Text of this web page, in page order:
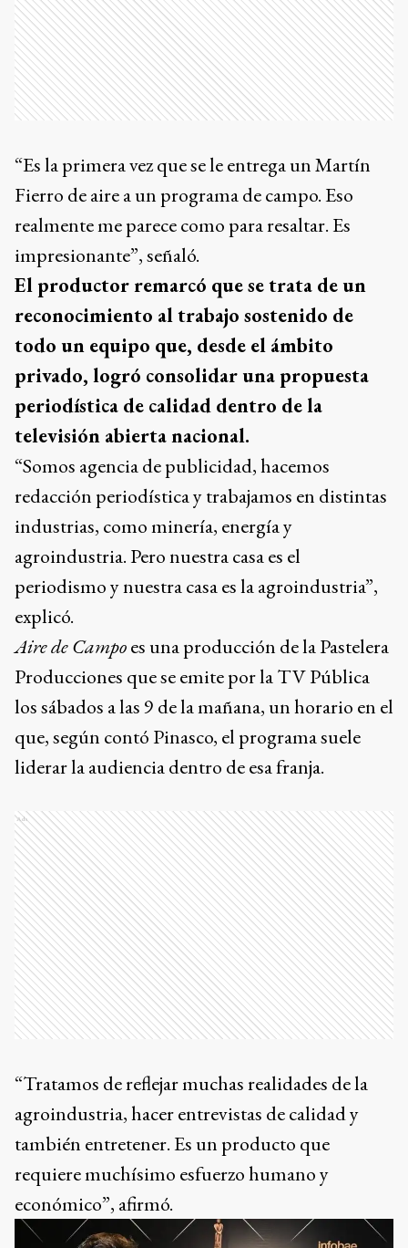
“Es la primera vez que se le entrega un Martín
Fierro de aire a un programa de campo. Eso
realmente me parece como para resaltar. Es
impresionante”, señaló.
El productor remarcó que se trata de un
reconocimiento al trabajo sostenido de
todo un equipo que, desde el ámbito
privado, logró consolidar una propuesta
periodística de calidad dentro de la
televisión abierta nacional.
“Somos agencia de publicidad, hacemos
redacción periodística y trabajamos en distintas
industrias, como minería, energía y
agroindustria. Pero nuestra casa es el
periodismo y nuestra casa es la agroindustria”,
explicó.
Aire de Campoes una producción de la Pastelera
Producciones que se emite por la TV Pública
los sábados a las 9 de la mañana, un horario en el
que, según contó Pinasco, el programa suele
liderar la audiencia dentro de esa franja.
Ads
“Tratamos de reflejar muchas realidades de la
agroindustria, hacer entrevistas de calidad y
también entretener. Es un producto que
requiere muchísimo esfuerzo humano y
económico”, afirmó.